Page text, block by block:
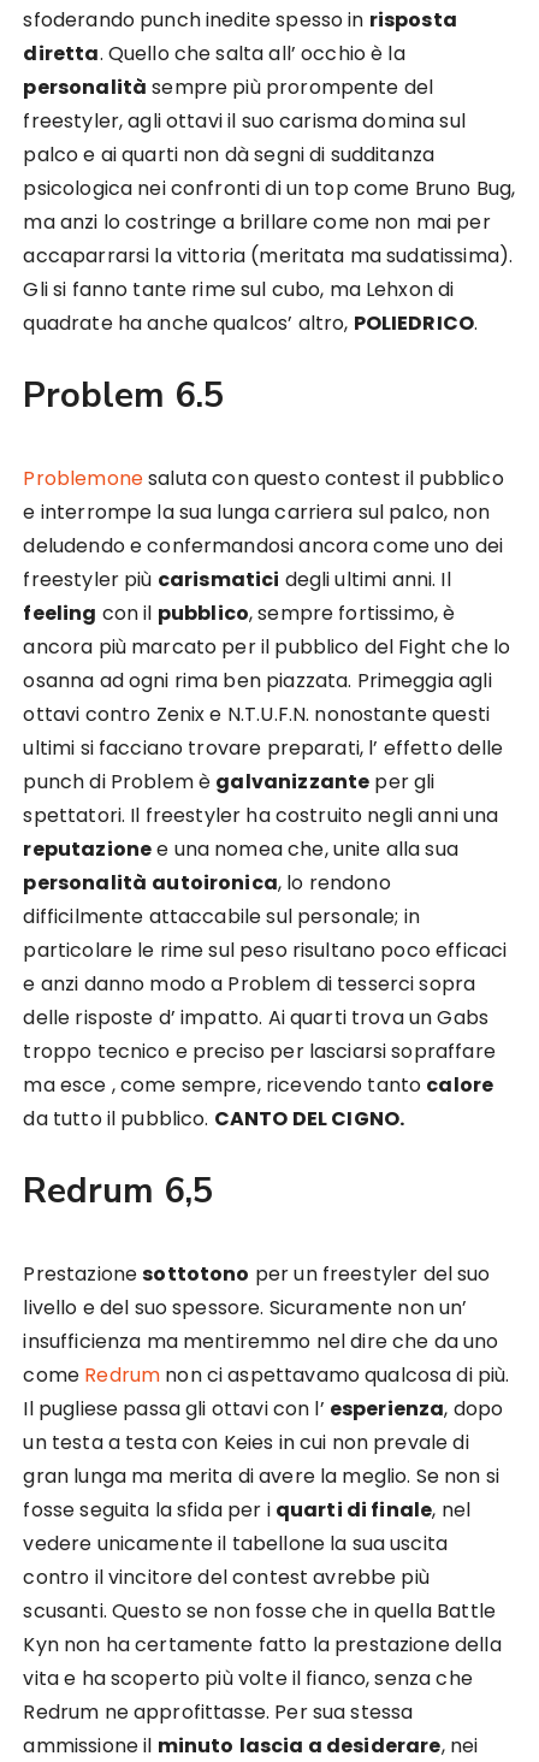
sfoderando punch inedite spesso in risposta
diretta. Quello che salta all’ occhio è la
personalità sempre più prorompente del
freestyler, agli ottavi il suo carisma domina sul
palco e ai quarti non dà segni di sudditanza
psicologica nei confronti di un top come Bruno Bug,
ma anzi lo costringe a brillare come non mai per
accaparrarsi la vittoria (meritata ma sudatissima).
Gli si fanno tante rime sul cubo, ma Lehxon di
quadrate ha anche qualcos’ altro, POLIEDRICO.
Problem 6.5
Problemonesaluta con questo contest il pubblico
e interrompe la sua lunga carriera sul palco, non
deludendo e confermandosi ancora come uno dei
freestyler più carismatici degli ultimi anni. Il
feeling con il pubblico, sempre fortissimo, è
ancora più marcato per il pubblico del Fight che lo
osanna ad ogni rima ben piazzata. Primeggia agli
ottavi contro Zenix e N.T.U.F.N. nonostante questi
ultimi si facciano trovare preparati, l’ effetto delle
punch di Problem è galvanizzante per gli
spettatori. Il freestyler ha costruito negli anni una
reputazionee una nomea che, unite alla sua
personalità autoironica, lo rendono
difficilmente attaccabile sul personale; in
particolare le rime sul peso risultano poco efficaci
e anzi danno modo a Problem di tesserci sopra
delle risposte d’ impatto. Ai quarti trova un Gabs
troppo tecnico e preciso per lasciarsi sopraffare
ma esce , come sempre, ricevendo tanto calore
da tutto il pubblico. CANTO DEL CIGNO.
Redrum 6,5
Prestazionesottotono per un freestyler del suo
livello e del suo spessore. Sicuramente non un’
insufficienza ma mentiremmo nel dire che da uno
come Redrum non ci aspettavamo qualcosa di più.
Il pugliese passa gli ottavi con l’ esperienza, dopo
un testa a testa con Keies in cui non prevale di
gran lunga ma merita di avere la meglio. Se non si
fosse seguita la sfida per i quarti di finale, nel
vedere unicamente il tabellone la sua uscita
contro il vincitore del contest avrebbe più
scusanti. Questo se non fosse che in quella Battle
Kyn non ha certamente fatto la prestazione della
vita e ha scoperto più volte il fianco, senza che
Redrum ne approfittasse. Per sua stessa
ammissione il minuto lascia a desiderare, nei